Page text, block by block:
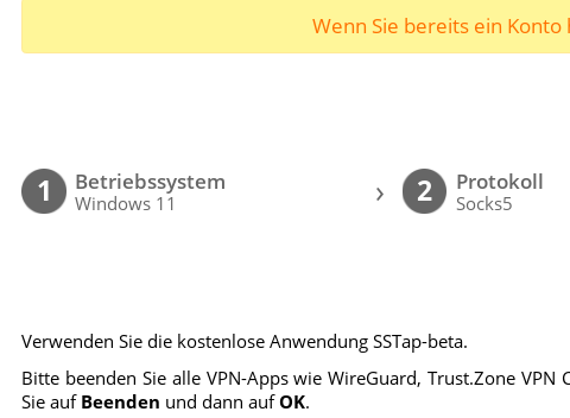
Wenn Sie bereits ein Konto
1 Betriebssystem
Windows 11 › 2 Protokoll
Socks5
Verwenden Sie die kostenlose Anwendung SSTap-beta.
Bitte beenden Sie alle VPN-Apps wie WireGuard, Trust.Zone
Sie auf Beenden und dann aufOK.